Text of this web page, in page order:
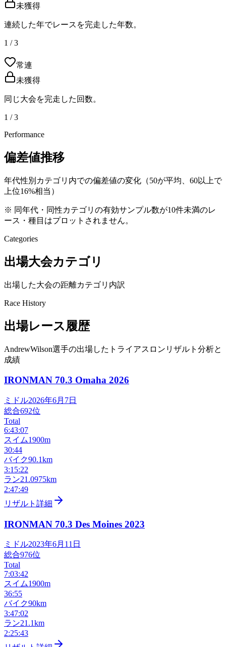
未獲得
連続した年でレースを完走した年数。
1 / 3
常連
未獲得
同じ大会を完走した回数。
1 / 3
Performance
偏差値推移
年代性別カテゴリ内での偏差値の変化（50が平均、60以上で
上位16%相当）
※ 同年代・同性カテゴリの有効サンプル数が10件未満のレ
ース・種目はプロットされません。
Categories
出場大会カテゴリ
出場した大会の距離カテゴリ内訳
Race History
出場レース履歴
AndrewWilson選手の出場したトライアスロンリザルト分析と
成績
IRONMAN 70.3 Omaha 2026
ミドル2026年6月7日
総合692位
Total
6:43:07
スイム1900m
30:44
バイク90.1km
3:15:22
ラン21.0975km
2:47:49
リザルト詳細
IRONMAN 70.3 Des Moines 2023
ミドル2023年6月11日
総合976位
Total
7:03:42
スイム1900m
36:55
バイク90km
3:47:02
ラン21.1km
2:25:43